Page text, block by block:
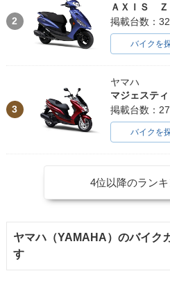
2
ＡＸＩＳ Ｚ
掲載台数：32
バイクを
3
ヤマハ
マジェスティ
掲載台数：27
バイクを
4位以降のラン
ヤマハ（YAMAHA）のバイク
す